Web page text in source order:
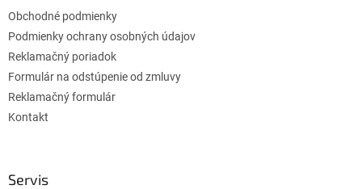
Obchodné podmienky
Podmienky ochrany osobných údajov
Reklamačný poriadok
Formulár na odstúpenie od zmluvy
Reklamačný formulár
Kontakt
Servis